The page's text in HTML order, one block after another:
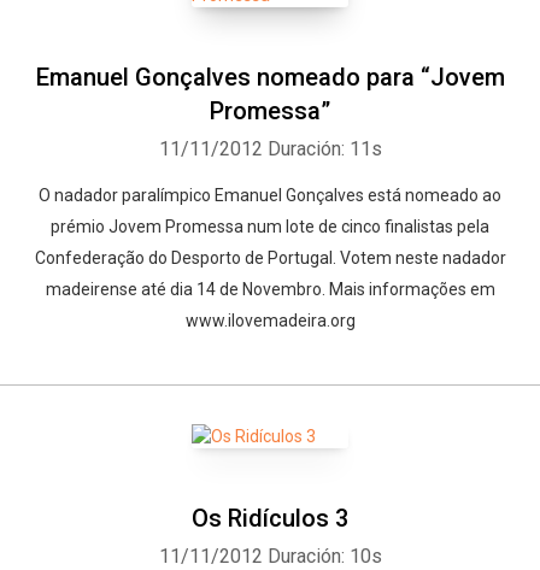
Emanuel Gonçalves nomeado para “Jovem
Promessa”
11/11/2012 Duración: 11s
O nadador paralímpico Emanuel Gonçalves está nomeado ao
prémio Jovem Promessa num lote de cinco finalistas pela
Confederação do Desporto de Portugal. Votem neste nadador
madeirense até dia 14 de Novembro. Mais informações em
www.ilovemadeira.org
Os Ridículos 3
11/11/2012 Duración: 10s